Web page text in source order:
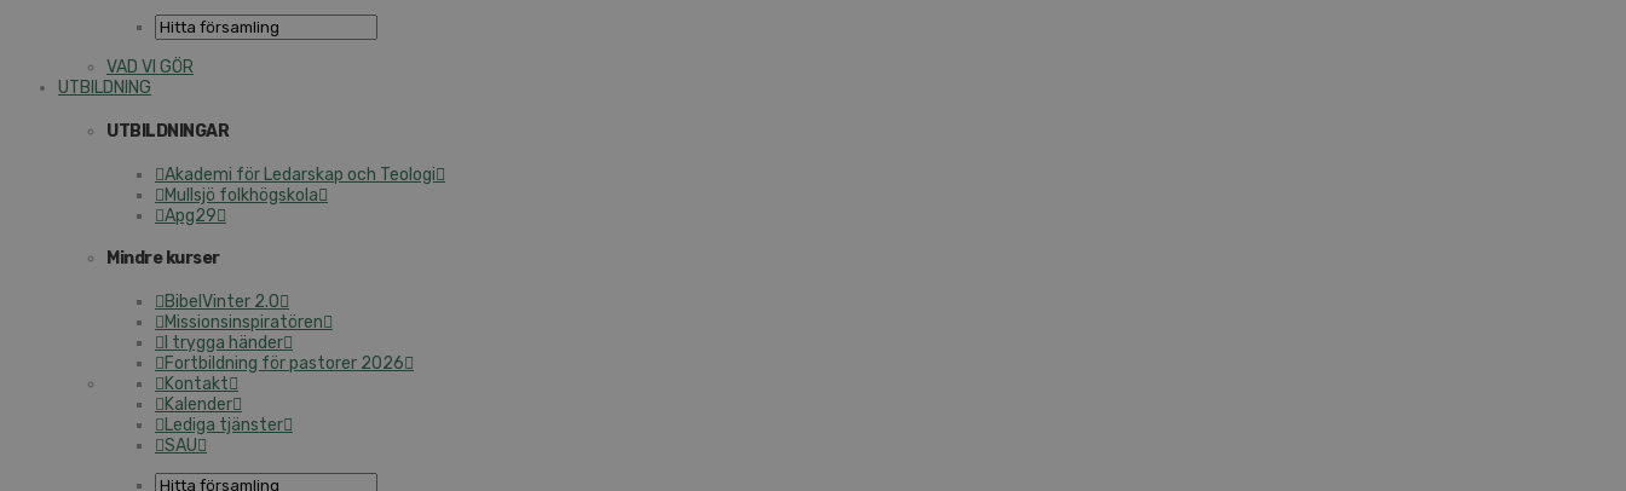
VAD VI GÖR
UTBILDNING
UTBILDNINGAR
Akademi för Ledarskap och Teologi
Mullsjö folkhögskola
Apg29
Mindre kurser
BibelVinter 2.0
Missionsinspiratören
I trygga händer
Fortbildning för pastorer 2026
Kontakt
Kalender
Lediga tjänster
SAU